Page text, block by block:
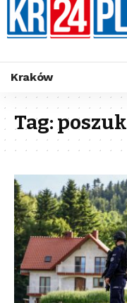
Kraków
Tag: